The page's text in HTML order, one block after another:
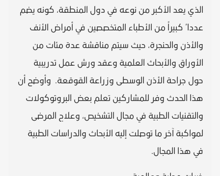
الذي يعد الأكبر من نوعه في دول المنطقة، كونه يضم
عددا ً كبيراً من الأطباء المتخصصين في أمراض الأنف
والأذن والحنجرة، حيث سيتم مناقشة عدة مئات من
الأوراق والأبحاث العلمية وعقد ورش عمل تدريبية
حول جراحة الأذن الوسطى وزراعة القوقعة. وأوضح أن
هذا الحدث وفر للمشاركين تعلم بعض البروتوكولات
والتقنيات الطبية في مجال التشخيص، وعلاج المرضى
لمواكبة آخر ما توصلت إليه الأبحاث والدراسات الطبية
في هذا المجال.